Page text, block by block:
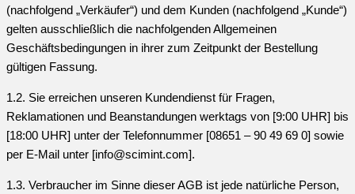
(nachfolgend „Verkäufer“) und dem Kunden (nachfolgend „Kunde“)
gelten ausschließlich die nachfolgenden Allgemeinen
Geschäftsbedingungen in ihrer zum Zeitpunkt der Bestellung
gültigen Fassung.
1.2. Sie erreichen unseren Kundendienst für Fragen,
Reklamationen und Beanstandungen werktags von [9:00 UHR] bis
[18:00 UHR] unter der Telefonnummer [08651 – 90 49 69 0] sowie
per E-Mail unter [info@scimint.com].
1.3. Verbraucher im Sinne dieser AGB ist jede natürliche Person,